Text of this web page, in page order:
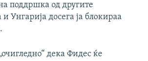
поддршка од другите
Унгарија досега ја блокираа
дека Фидес ќе